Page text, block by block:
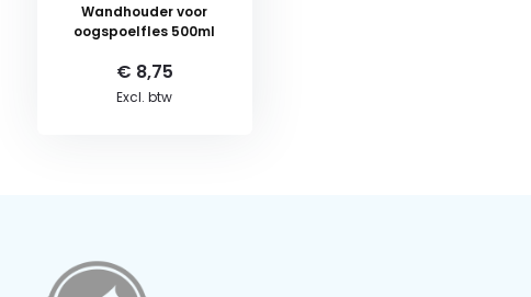
Wandhouder voor
oogspoelfles 500ml
€ 8,75
Excl. btw